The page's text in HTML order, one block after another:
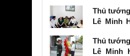
vụ Tỉnh
Thủ
Lê Minh
binh tại
Thủ
Lê Minh